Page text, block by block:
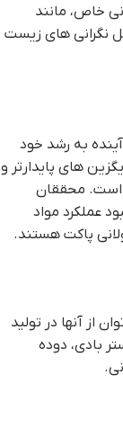
خاص، مانند
نگرانی های زیست
به رشد خود
های پایدارتر و
است. محققان
عملکرد مواد
پاکت هستند.
از آنها در تولید
بادی، دوده